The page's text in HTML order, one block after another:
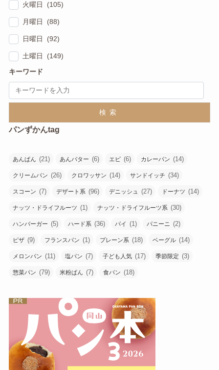
火曜日 (105)
月曜日 (88)
日曜日 (92)
土曜日 (149)
キーワード
検索
パンずかんtag
あんぱん (21) あんバター (6) エピ (6) カレーパン (14)
クリームパン (26) クロワッサン (14) サンドイッチ (34)
スコーン (7) デザート系 (96) デニッシュ (27) ドーナツ (14)
ナッツ・ドライフルーツ (1) ナッツ・ドライフルーツ系 (30)
ハンバーガー (5) ハード系 (36) パイ (1) パニーニ (2)
ピザ (9) フランスパン (1) プレーン系 (18) ベーグル (14)
メロンパン (11) 塩パン (7) 子ども人気 (17) 季節限定 (3)
惣菜パン (79) 米粉ぱん (7) 食パン (18)